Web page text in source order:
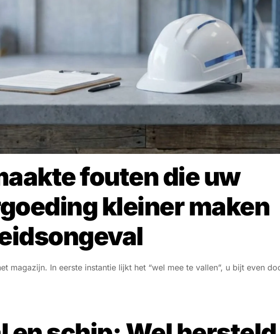
fouten die uw
kleiner maken
magazijn. In eerste instantie lijkt het “wel mee te vallen”, u bijt even